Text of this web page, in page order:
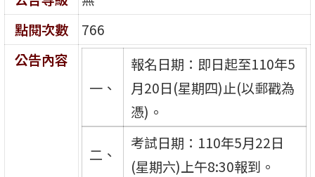
點閱次數
766
公告內容
一、
報名日期：即日起至110年5
月20日(星期四)止(以郵戳為
憑)。
二、
考試日期：110年5月22日
(星期六)上午8:30報到。